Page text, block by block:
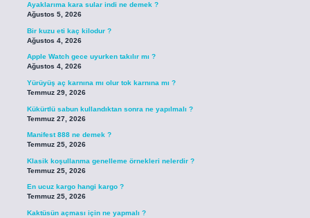
Ayaklarıma kara sular indi ne demek ?
Ağustos 5, 2026
Bir kuzu eti kaç kilodur ?
Ağustos 4, 2026
Apple Watch gece uyurken takılır mı ?
Ağustos 4, 2026
Yürüyüş aç karnına mı olur tok karnına mı ?
Temmuz 29, 2026
Kükürtlü sabun kullandıktan sonra ne yapılmalı ?
Temmuz 27, 2026
Manifest 888 ne demek ?
Temmuz 25, 2026
Klasik koşullanma genelleme örnekleri nelerdir ?
Temmuz 25, 2026
En ucuz kargo hangi kargo ?
Temmuz 25, 2026
Kaktüsün açması için ne yapmalı ?